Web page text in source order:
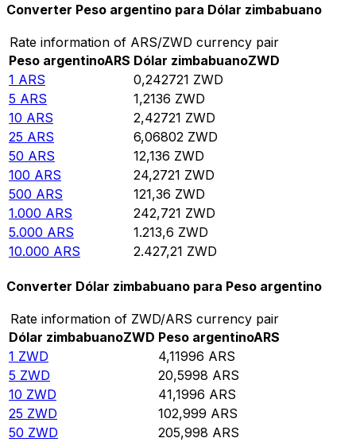
Converter Peso argentino para Dólar zimbabuano
Rate information of ARS/ZWD currency pair
Peso argentinoARS Dólar zimbabuanoZWD
1 ARS 0,242721 ZWD
5 ARS 1,2136 ZWD
10 ARS 2,42721 ZWD
25 ARS 6,06802 ZWD
50 ARS 12,136 ZWD
100 ARS 24,2721 ZWD
500 ARS 121,36 ZWD
1.000 ARS 242,721 ZWD
5.000 ARS 1.213,6 ZWD
10.000 ARS 2.427,21 ZWD
Converter Dólar zimbabuano para Peso argentino
Rate information of ZWD/ARS currency pair
Dólar zimbabuanoZWD Peso argentinoARS
1 ZWD 4,11996 ARS
5 ZWD 20,5998 ARS
10 ZWD 41,1996 ARS
25 ZWD 102,999 ARS
50 ZWD 205,998 ARS